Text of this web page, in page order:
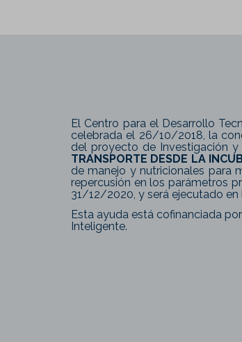
El Centro para el Desarrollo
celebrada el 26/10/2018, la
del proyecto de Investigación y
TRANSPORTE DESDE LA
de manejo y nutricionales para
repercusión en los parámetros
31/12/2020, y será ejecutado en
Esta ayuda está cofinanciada
Inteligente.